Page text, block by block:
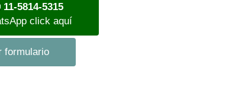
11-5814-5315
click aquí
formulario